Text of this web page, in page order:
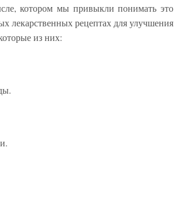
котором мы привыкли понимать это
лекарственных рецептах для улучшения
из них: